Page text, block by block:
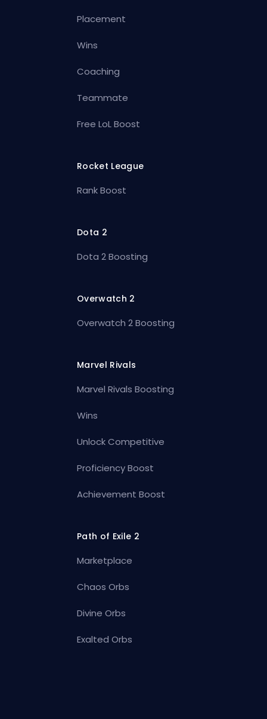
Placement
Wins
Coaching
Teammate
Free LoL Boost
Rocket League
Rank Boost
Dota 2
Dota 2 Boosting
Overwatch 2
Overwatch 2 Boosting
Marvel Rivals
Marvel Rivals Boosting
Wins
Unlock Competitive
Proficiency Boost
Achievement Boost
Path of Exile 2
Marketplace
Chaos Orbs
Divine Orbs
Exalted Orbs